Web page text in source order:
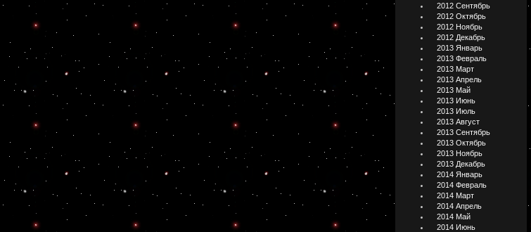
2012 Сентябрь
2012 Октябрь
2012 Ноябрь
2012 Декабрь
2013 Январь
2013 Февраль
2013 Март
2013 Апрель
2013 Май
2013 Июнь
2013 Июль
2013 Август
2013 Сентябрь
2013 Октябрь
2013 Ноябрь
2013 Декабрь
2014 Январь
2014 Февраль
2014 Март
2014 Апрель
2014 Май
2014 Июнь